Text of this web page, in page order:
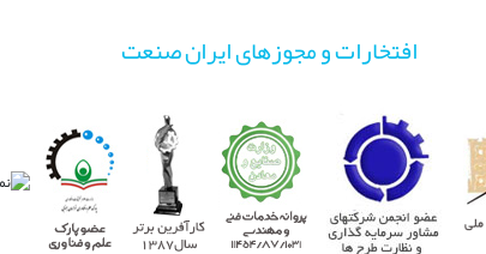
افتخارات و مجوزهای ایران صنعت